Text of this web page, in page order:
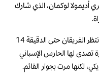
أديمولا لوكمان، الذي شارك
ولم تشهد الدقائق الأولى فرصاً حقيقية، حيث انتظر الفريقان حتى الدقيقة 14
لها الحارس الإسباني
لكنها مرت بجوار القائم.